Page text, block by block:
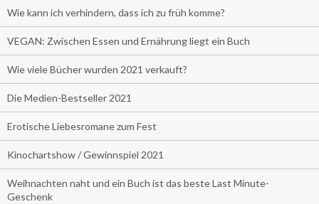
Wie kann ich verhindern, dass ich zu früh komme?
VEGAN: Zwischen Essen und Ernährung liegt ein Buch
Wie viele Bücher wurden 2021 verkauft?
Die Medien-Bestseller 2021
Erotische Liebesromane zum Fest
Kinochartshow / Gewinnspiel 2021
Weihnachten naht und ein Buch ist das beste Last Minute-
Geschenk